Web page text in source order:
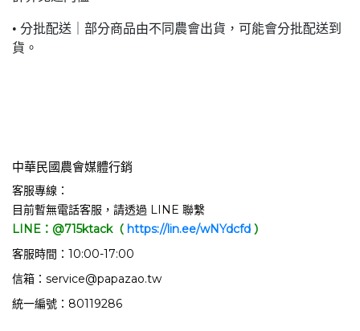
• 分批配送｜部分商品由不同農會出貨，可能會分批配送到
貨。
中華民國農會媒體行銷
客服專線：
目前暫無電話客服，請透過 LINE 聯繫
LINE：@715ktack（ https://lin.ee/wNYdcfd ）
客服時間：10:00-17:00
信箱：service@papazao.tw
統一編號：80119286